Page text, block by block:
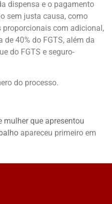
dispensa e o pagamento
sem justa causa, como
proporcionais com adicional,
40% do FGTS, além da
do FGTS e seguro-
do processo.
que apresentou
apareceu primeiro em